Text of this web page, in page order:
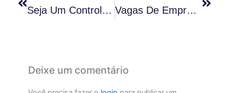
Seja Um Controlador De Acesso: Curso Completo Para Profissionais De Segurança Vagas De Emprego Em Condomínios De Alto Padrão
Deixe um comentário